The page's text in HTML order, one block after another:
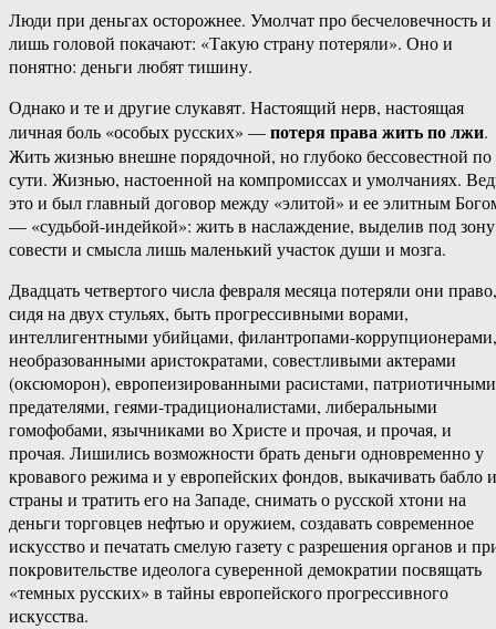
Люди при деньгах осторожнее. Умолчат про бесчеловечность и
лишь головой покачают: «Такую страну потеряли». Оно и
понятно: деньги любят тишину.
Однако и те и другие слукавят. Настоящий нерв, настоящая
личная боль «особых русских» —потеря права жить по лжи.
Жить жизнью внешне порядочной, но глубоко бессовестной по
сути. Жизнью, настоенной на компромиссах и умолчаниях.
это и был главный договор между «элитой» и ее элитным
— «судьбой-индейкой»: жить в наслаждение, выделив под зону
совести и смысла лишь маленький участок души и мозга.
Двадцать четвертого числа февраля месяца потеряли они право,
сидя на двух стульях, быть прогрессивными ворами,
интеллигентными убийцами, филантропами-коррупционерами,
необразованными аристократами, совестливыми актерами
(оксюморон), европеизированными расистами, патриотичными
предателями, геями-традиционалистами, либеральными
гомофобами, язычниками во Христе и прочая, и прочая, и
прочая. Лишились возможности брать деньги одновременно у
кровавого режима и у европейских фондов, выкачивать бабло
страны и тратить его на Западе, снимать о русской хтони на
деньги торговцев нефтью и оружием, создавать современное
искусство и печатать смелую газету с разрешения органов и
покровительстве идеолога суверенной демократии посвящать
«темных русских» в тайны европейского прогрессивного
искусства.